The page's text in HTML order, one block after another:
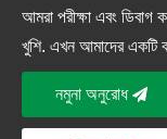
আমরা পরীক্ষা এবং ডিবাগ
খুশি. এখন আমাদের একটি
নমুনা অনুরোধ